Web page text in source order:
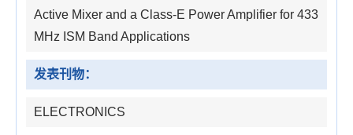
Active Mixer and a Class-E Power Amplifier for 433
MHz ISM Band Applications
发表刊物：
ELECTRONICS